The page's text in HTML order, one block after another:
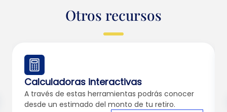
Otros recursos
Calculadoras interactivas
A través de estas herramientas podrás conocer
desde un estimado del monto de tu retiro.